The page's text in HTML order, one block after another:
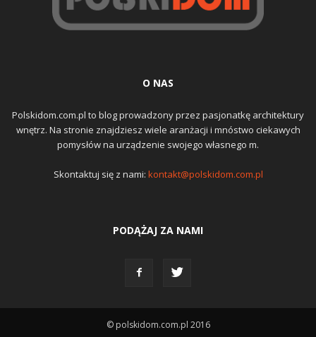
O NAS
Polskidom.com.pl to blog prowadzony przez pasjonatkę architektury
wnętrz. Na stronie znajdziesz wiele aranżacji i mnóstwo ciekawych
pomysłów na urządzenie swojego własnego m.
Skontaktuj się z nami: kontakt@polskidom.com.pl
PODĄŻAJ ZA NAMI
© polskidom.com.pl 2016